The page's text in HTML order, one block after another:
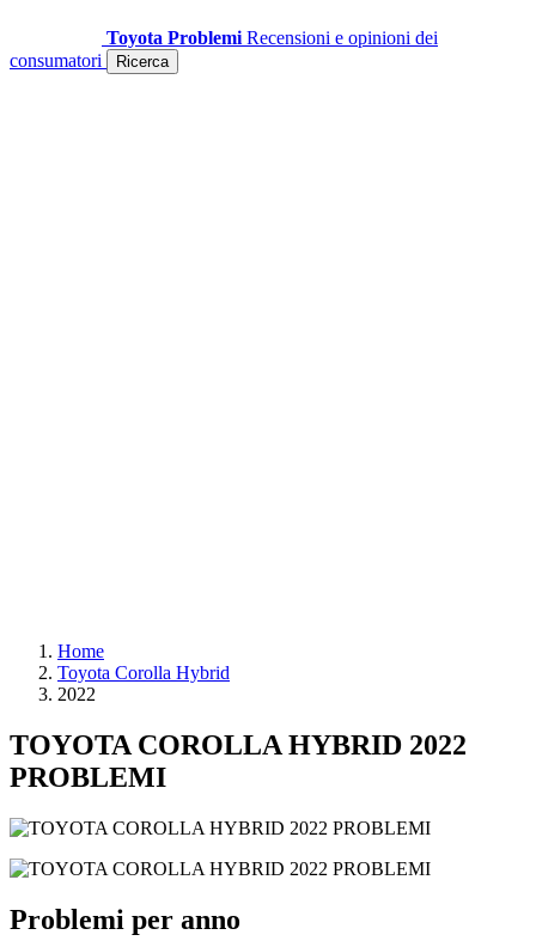
Toyota Problemi Recensioni e opinioni dei
consumatori
Ricerca
Home
Toyota Corolla Hybrid
2022
TOYOTA COROLLA HYBRID 2022
PROBLEMI
Problemi per anno